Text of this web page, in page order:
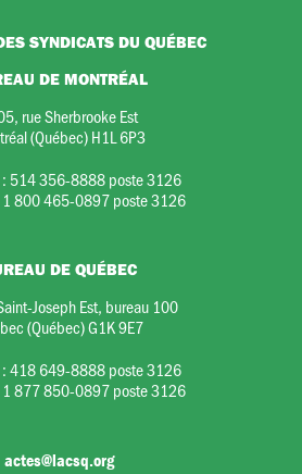
SYNDICATS DU QUÉBEC
DE MONTRÉAL
rue Sherbrooke Est
(Québec) H1L 6P3
514 356-8888 poste 3126
1 800 465-0897 poste 3126
DE QUÉBEC
Joseph Est, bureau 100
(Québec) G1K 9E7
418 649-8888 poste 3126
1 877 850-0897 poste 3126
actes@lacsq.org